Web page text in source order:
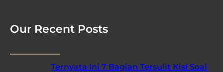
Our Recent Posts
Ternyata Ini 7 Bagian Tersulit Kisi Soal